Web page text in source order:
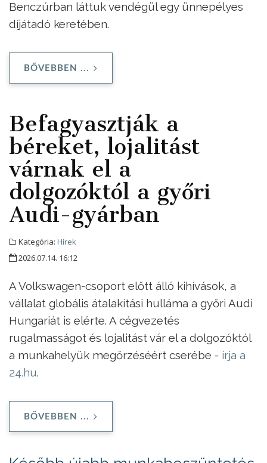
Benczúrban láttuk vendégül egy ünnepélyes
díjátadó keretében.
BŐVEBBEN ...
Befagyasztják a
béreket, lojalitást
várnak el a
dolgozóktól a győri
Audi-gyárban
Kategória: Hírek
2026.07.14. 16:12
A Volkswagen-csoport előtt álló kihívások, a
vállalat globális átalakítási hulláma a győri Audi
Hungariát is elérte. A cégvezetés
rugalmasságot és lojalitást vár el a dolgozóktól
a munkahelyük megőrzéséért cserébe - írja a
24.hu.
BŐVEBBEN ...